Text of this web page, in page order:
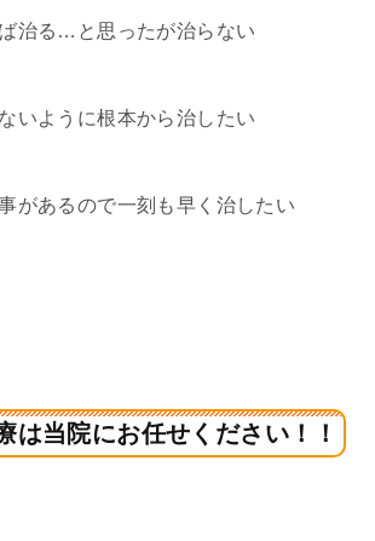
治る…と思ったが治らない
いように根本から治したい
があるので一刻も早く治したい
は当院にお任せください！！